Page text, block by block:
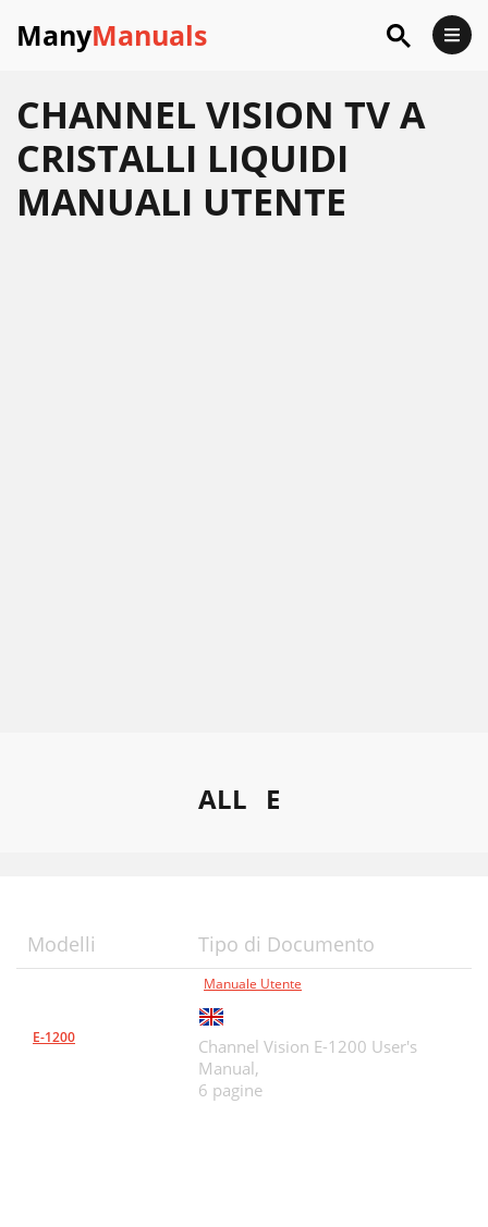
ManyManuals
CHANNEL VISION TV A
CRISTALLI LIQUIDI
MANUALI UTENTE
ALL E
Modelli Tipo di Documento
E-1200
Manuale Utente
Channel Vision E-1200 User's
Manual,
6 pagine